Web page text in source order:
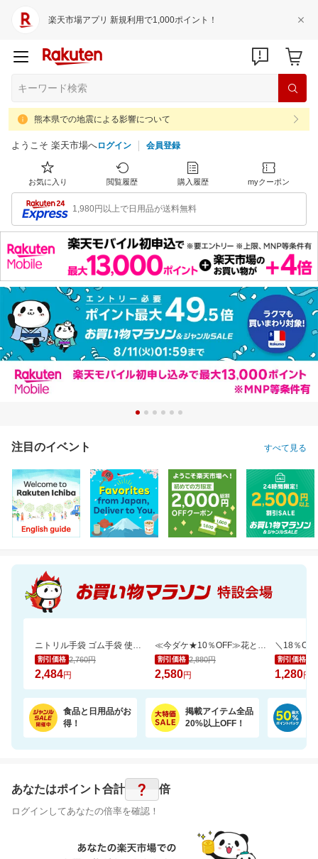
楽天市場アプリ 新規利用で1,000ポイント！
熊本県での地震による影響について
ようこそ 楽天市場へログイン 会員登録
お気に入り 閲覧履歴 購入履歴 myクーポン
1,980円以上で日用品が送料無料
注目のイベント すべて見る
ニトリル手袋 ゴム手袋 使い捨て 食品衛生適合 SS S M L サイズ 白 青 黒 業務用
割引価格 2,760円
2,484円
≪今ダケ★10％OFF≫花とスイーツで二度嬉しい♪可愛いシャボンブーケ＆どら焼きset
割引価格 2,880円
2,580円
割引価格
1,280円
食品と日用品がお
得！
掲載アイテム全品
20%以上OFF！
あなたはポイント合計 ? 倍
ログインしてあなたの倍率を確認！